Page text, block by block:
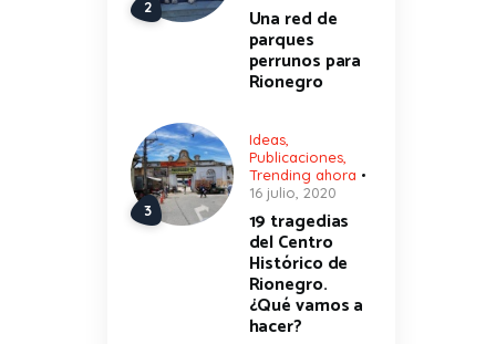
Una red de
parques
perrunos para
Rionegro
Ideas,
Publicaciones,
Trending ahora
16 julio, 2020
19 tragedias
del Centro
Histórico de
Rionegro.
¿Qué vamos a
hacer?